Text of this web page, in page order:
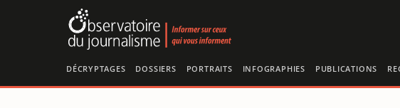
DÉCRYPTAGES DOSSIERS PORTRAITS INFOGRAPHIES PUBLICATIONS
Panneau de gestion des cookies